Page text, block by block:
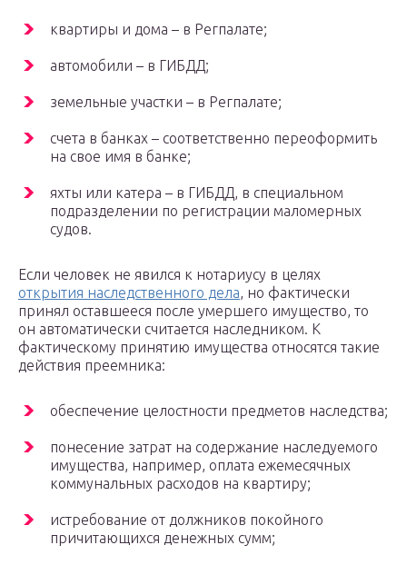
квартиры и дома – в Регпалате;
автомобили – в ГИБДД;
земельные участки – в Регпалате;
счета в банках – соответственно переоформить
на свое имя в банке;
яхты или катера – в ГИБДД, в специальном
подразделении по регистрации маломерных
судов.
Если человек не явился к нотариусу в целях
открытия наследственного дела, но фактически
принял оставшееся после умершего имущество, то
он автоматически считается наследником. К
фактическому принятию имущества относятся такие
действия преемника:
обеспечение целостности предметов наследства;
понесение затрат на содержание наследуемого
имущества, например, оплата ежемесячных
коммунальных расходов на квартиру;
истребование от должников покойного
причитающихся денежных сумм;